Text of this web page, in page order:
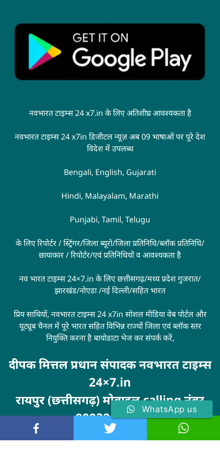
नवभारत टाइम्स 24 x7.in के लिए अतिशीघ्र आवश्यकता है
नवभारत टाइम्स 24 x7in डिजीटल न्यूज़ अब 09 भाषाओं पर पूरे देश
विदेश में उपलब्ध
Bengali, English, Gujarati
Hindi, Malayalam, Marathi
Punjabi, Tamil, Telugu
के लिए रिपोर्टर / स्ट्रिंगर/जिला ब्यूरो/जिला प्रतिनिधि/ब्लॉक प्रतिनिधि/
छायाकार / रिपोर्टर/एवं प्रतिनिधियों व आवश्यकता है
नव भारत टाइम्स 24×7.in के लिए छत्तीसगढ़/मध्य प्रदेश गुजरात/
झारखंड/नोएडा /नई दिल्ली/सहित भारत
प्रिय साथियों, नवभारत टाइम्स 24 x7in सोशल मीडिया वेब पोर्टल और
यूट्यूब चैनल में पूरे भारत सहित विभिन्न राज्यों जिला एवं ब्लॉक स्तर
नियुक्ति करना है बायोडाटा भेज कर संपर्क करें,
दीपक मित्तल प्रधान संपादक नवभारत टाइम्स
24×7.in
रायपुर (छत्तीसगढ़) मोबाइल calling नंबर
9993246100
MarketingHack4U
WhatsApp us